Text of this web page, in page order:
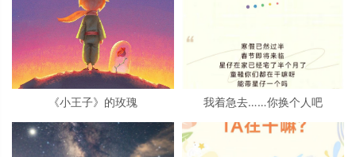
《小王子》的玫瑰 我着急去……你换个人吧